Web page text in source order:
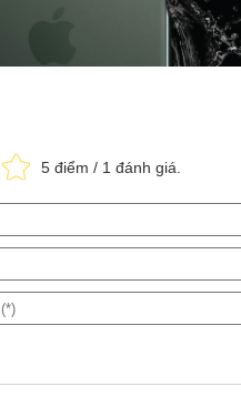
iPhone XS? Có
5 điểm / 1 đánh giá.